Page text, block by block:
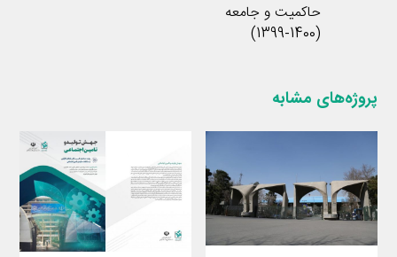
حاکمیت و جامعه
(1400-1399)
پروژه‌های مشابه